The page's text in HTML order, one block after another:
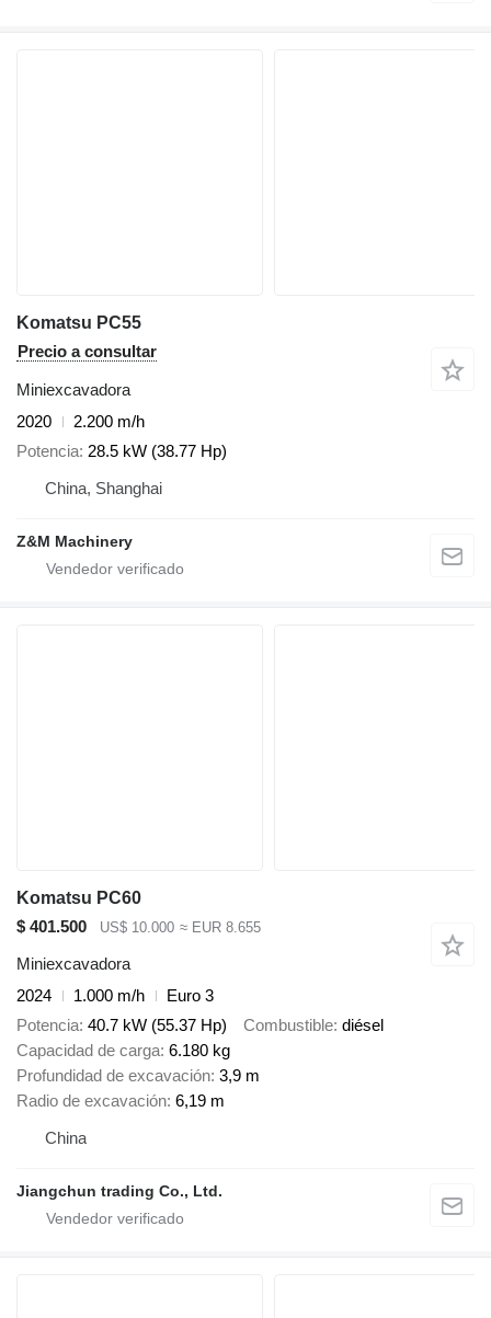
Komatsu PC55
Precio a consultar
Miniexcavadora
2020
2.200 m/h
Potencia 28.5 kW (38.77 Hp)
China, Shanghai
Z&M Machinery
Komatsu PC60
$ 401.500
US$ 10.000 ≈ EUR 8.655
Miniexcavadora
2024
1.000 m/h
Euro 3
Potencia 40.7 kW (55.37 Hp) Combustible diésel
Capacidad de carga 6.180 kg
Profundidad de excavación 3,9 m
Radio de excavación 6,19 m
China
Jiangchun trading Co., Ltd.